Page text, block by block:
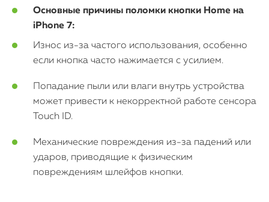
MacBook
Watch
iPad
iMac
Mac Mini
Основные причины поломки кнопки Home на
iPhone 7:
Износ из-за частого использования, особенно
если кнопка часто нажимается с усилием.
Попадание пыли или влаги внутрь устройства
может привести к некорректной работе сенсора
Touch ID.
Механические повреждения из-за падений или
ударов, приводящие к физическим
повреждениям шлейфов кнопки.